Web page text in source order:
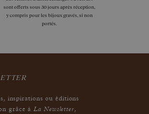
sont offerts sous 30 jours après réception,
y compris pour les bijoux gravés, si non
portés.
inspirations ou éditions
grâce àLa Newsletter,